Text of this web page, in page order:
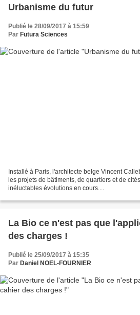
Urbanisme du futur
Publié le 28/09/2017 à 15:59
Par Futura Sciences
Installé à Paris, l'architecte belge Vincent
les projets de bâtiments, de quartiers et de
inéluctables évolutions en cours....
La Bio ce n'est pas que
des charges !
Publié le 25/09/2017 à 15:35
Par Daniel NOEL-FOURNIER